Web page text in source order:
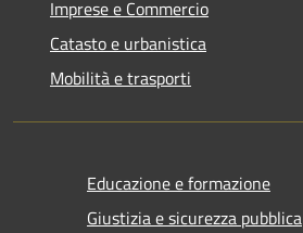
Imprese e Commercio
Catasto e urbanistica
Mobilità e trasporti
Educazione e formazione
Giustizia e sicurezza pubblica